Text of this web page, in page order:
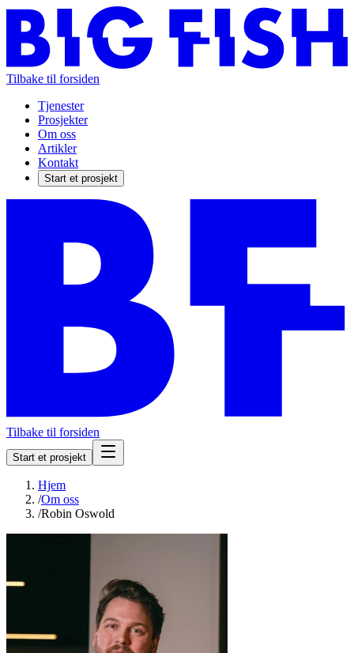
Tilbake til forsiden
Tjenester
Prosjekter
Om oss
Artikler
Kontakt
Start et prosjekt
Tilbake til forsiden
Start et prosjekt
Hjem
/Om oss
/Robin Oswold